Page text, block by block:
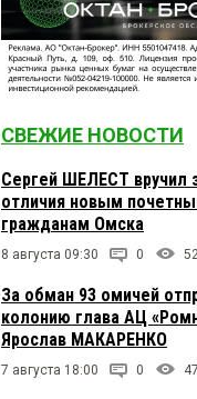
СВЕЖИЕ НОВОСТИ
Сергей ШЕЛЕСТ вручил
отличия новым
гражданам Омска
8 августа 09:30 0
За обман 93 омичей
колонию глава АЦ
Ярослав МАКАРЕНКО
7 августа 18:00 0